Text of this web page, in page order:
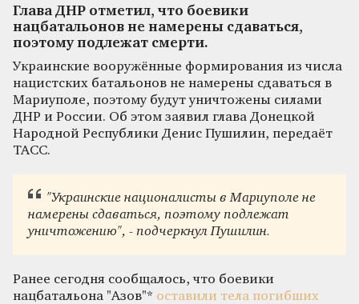
Глава ДНР отметил, что боевики
нацбатальонов не намерены сдаваться,
поэтому подлежат смерти.
Украинские вооружённые формирования из числа
нацистских батальонов не намерены сдаваться в
Мариуполе, поэтому будут уничтожены силами
ДНР и России. Об этом заявил глава Донецкой
Народной Республики Денис Пушилин, передаёт
ТАСС.
"Украинские националисты в Мариуполе не
намерены сдаваться, поэтому подлежат
уничтожению", - подчеркнул Пушилин.
Ранее сегодня сообщалось, что боевики
нацбатальона "Азов"* оставили тела погибших